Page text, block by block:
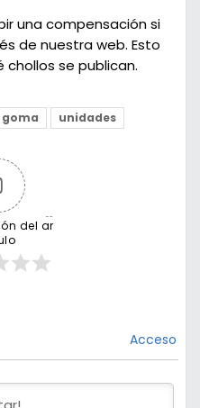
una compensación si
de nuestra web. Esto
se publican.
goma unidades
del ar
Acceso